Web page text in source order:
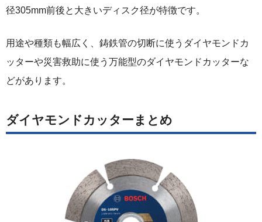
径305mm前後と大きいディスク径が特徴です。
用途や種類も幅広く、鋳鉄管の切断に使うダイヤモンドカ
ッターや災害救助に使う万能型のダイヤモンドカッターな
どがあります。
ダイヤモンドカッターまとめ